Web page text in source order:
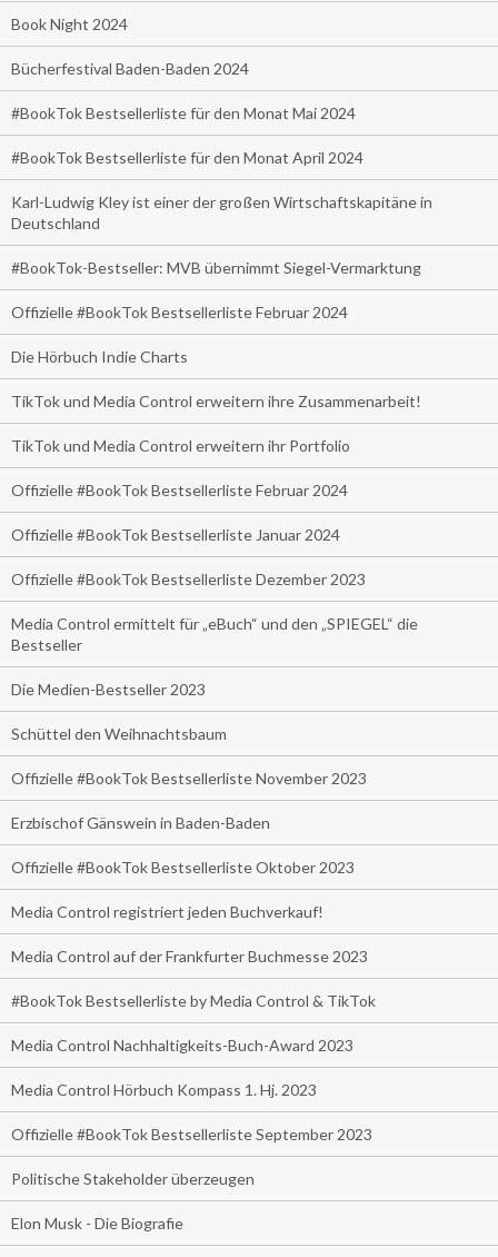
Book Night 2024
Bücherfestival Baden-Baden 2024
#BookTok Bestsellerliste für den Monat Mai 2024
#BookTok Bestsellerliste für den Monat April 2024
Karl-Ludwig Kley ist einer der großen Wirtschaftskapitäne in
Deutschland
#BookTok-Bestseller: MVB übernimmt Siegel-Vermarktung
Offizielle #BookTok Bestsellerliste Februar 2024
Die Hörbuch Indie Charts
TikTok und Media Control erweitern ihre Zusammenarbeit!
TikTok und Media Control erweitern ihr Portfolio
Offizielle #BookTok Bestsellerliste Februar 2024
Offizielle #BookTok Bestsellerliste Januar 2024
Offizielle #BookTok Bestsellerliste Dezember 2023
Media Control ermittelt für „eBuch“ und den „SPIEGEL“ die
Bestseller
Die Medien-Bestseller 2023
Schüttel den Weihnachtsbaum
Offizielle #BookTok Bestsellerliste November 2023
Erzbischof Gänswein in Baden-Baden
Offizielle #BookTok Bestsellerliste Oktober 2023
Media Control registriert jeden Buchverkauf!
Media Control auf der Frankfurter Buchmesse 2023
#BookTok Bestsellerliste by Media Control & TikTok
Media Control Nachhaltigkeits-Buch-Award 2023
Media Control Hörbuch Kompass 1. Hj. 2023
Offizielle #BookTok Bestsellerliste September 2023
Politische Stakeholder überzeugen
Elon Musk - Die Biografie